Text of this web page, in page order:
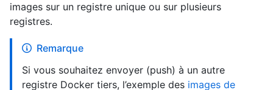
images sur un registre unique ou sur plusieurs
registres.
Remarque
Si vous souhaitez envoyer (push) à un autre
registre Docker tiers, l’exemple des images de